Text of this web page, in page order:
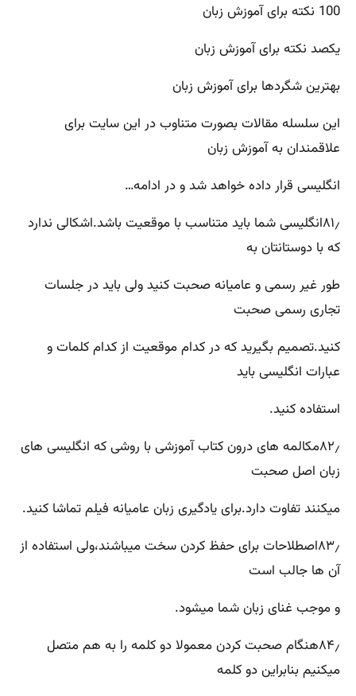
100 نکته برای آموزش زبان
یکصد نکته برای آموزش زبان
بهترین شگردها برای آموزش زبان
این سلسله مقالات بصورت متناوب در این سایت برای
علاقمندان به آموزش زبان
انگلیسی قرار داده خواهد شد و در ادامه…
۸۱٫انگلیسی شما باید متناسب با موقعیت باشد.اشکالی ندارد
که با دوستانتان به
طور غیر رسمی و عامیانه صحبت کنید ولی باید در جلسات
تجاری رسمی صحبت
کنید.تصمیم بگیرید که در کدام موقعیت از کدام کلمات و
عبارات انگلیسی باید
استفاده کنید.
۸۲٫مکالمه های درون کتاب آموزشی با روشی که انگلیسی های
زبان اصل صحبت
میکنند تفاوت دارد.برای یادگیری زبان عامیانه فیلم تماشا کنید.
۸۳٫اصطلاحات برای حفظ کردن سخت میباشند،ولی استفاده از
آن ها جالب است
و موجب غنای زبان شما میشود.
۸۴٫هنگام صحبت کردن معمولا دو کلمه را به هم متصل
میکنیم بنابراین دو کلمه